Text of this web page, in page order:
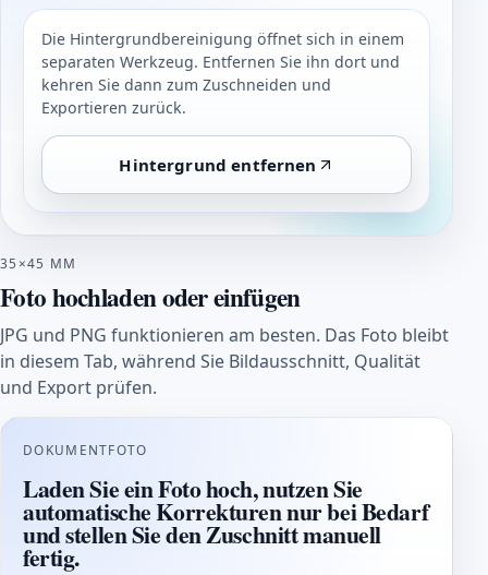
Die Hintergrundbereinigung öffnet sich in einem
separaten Werkzeug. Entfernen Sie ihn dort und
kehren Sie dann zum Zuschneiden und
Exportieren zurück.
Hintergrund entfernen
35×45 MM
Foto hochladen oder einfügen
JPG und PNG funktionieren am besten. Das Foto bleibt
in diesem Tab, während Sie Bildausschnitt, Qualität
und Export prüfen.
DOKUMENTFOTO
Laden Sie ein Foto hoch, nutzen Sie
automatische Korrekturen nur bei Bedarf
und stellen Sie den Zuschnitt manuell
fertig.